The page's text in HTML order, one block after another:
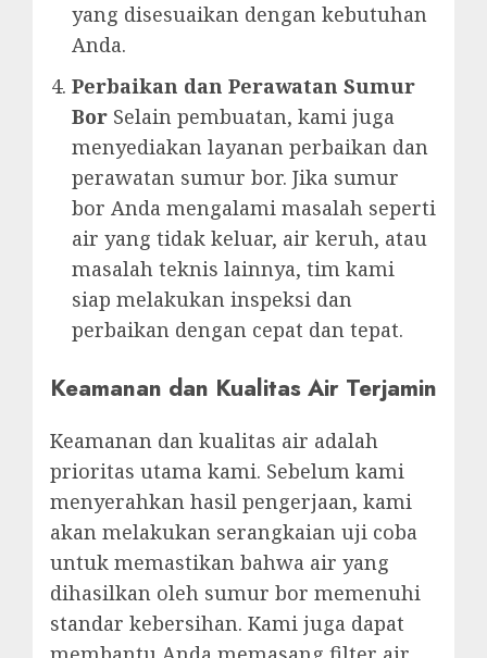
yang disesuaikan dengan kebutuhan
Anda.
Perbaikan dan Perawatan Sumur
Bor Selain pembuatan, kami juga
menyediakan layanan perbaikan dan
perawatan sumur bor. Jika sumur
bor Anda mengalami masalah seperti
air yang tidak keluar, air keruh, atau
masalah teknis lainnya, tim kami
siap melakukan inspeksi dan
perbaikan dengan cepat dan tepat.
Keamanan dan Kualitas Air Terjamin
Keamanan dan kualitas air adalah
prioritas utama kami. Sebelum kami
menyerahkan hasil pengerjaan, kami
akan melakukan serangkaian uji coba
untuk memastikan bahwa air yang
dihasilkan oleh sumur bor memenuhi
standar kebersihan. Kami juga dapat